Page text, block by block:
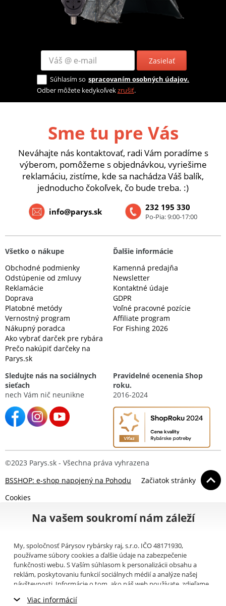
Zasielať
Súhlasím so spracovaním osobných údajov.
Odber môžete kedykoľvekzrušiť.
Sme tu pre Vás
Neváhajte nás kontaktovať, radi Vám poradíme s
výberom, pomôžeme s objednávkou, vyriešime
reklamáciu, zistíme, kde sa nachádza Váš balík,
jednoducho čokoľvek, čo bude treba. :)
232 195 330
Po-Pia: 9:00-17:00
info@parys.sk
Všetko o nákupe
Obchodné podmienky
Odstúpenie od zmluvy
Reklamácie
Doprava
Platobné metódy
Vernostný program
Nákupný poradca
Ako vybrať darček pre rybára
Prečo nakúpiť darčeky na
Parys.sk
Ďalšie informácie
Kamenná predajňa
Newsletter
Kontaktné údaje
GDPR
Voľné pracovné pozície
Affiliate program
For Fishing 2026
Sledujte nás na sociálnych
sieťach
nech Vám nič neunikne
Pravidelné ocenenia Shop
roku.
2016-2024
©2023 Parys.sk - Všechna práva vyhrazena
BSSHOP: e-shop napojený na Pohodu
Začiatok stránky
Cookies
Na vašem soukromí nám záleží
My, spoločnosť Párysov rybársky raj, s.r.o. IČO 48171930,
používame súbory cookies a ďalšie údaje na zabezpečenie
funkčnosti webu. S Vaším súhlasom k personalizácii obsahu a
reklám, poskytovaniu funkcií sociálnych médií a analýze našej
návštevnosti. Informácie o tom, ako náš web používate, zdieľame
(napríklad Google).Tu
Viac informácií